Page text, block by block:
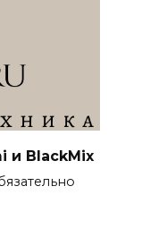
и BlackMix